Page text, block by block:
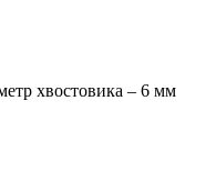
хвостовика – 6 мм